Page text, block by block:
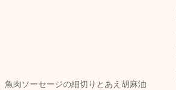
肉ソーセージの細切りとあえ胡麻油